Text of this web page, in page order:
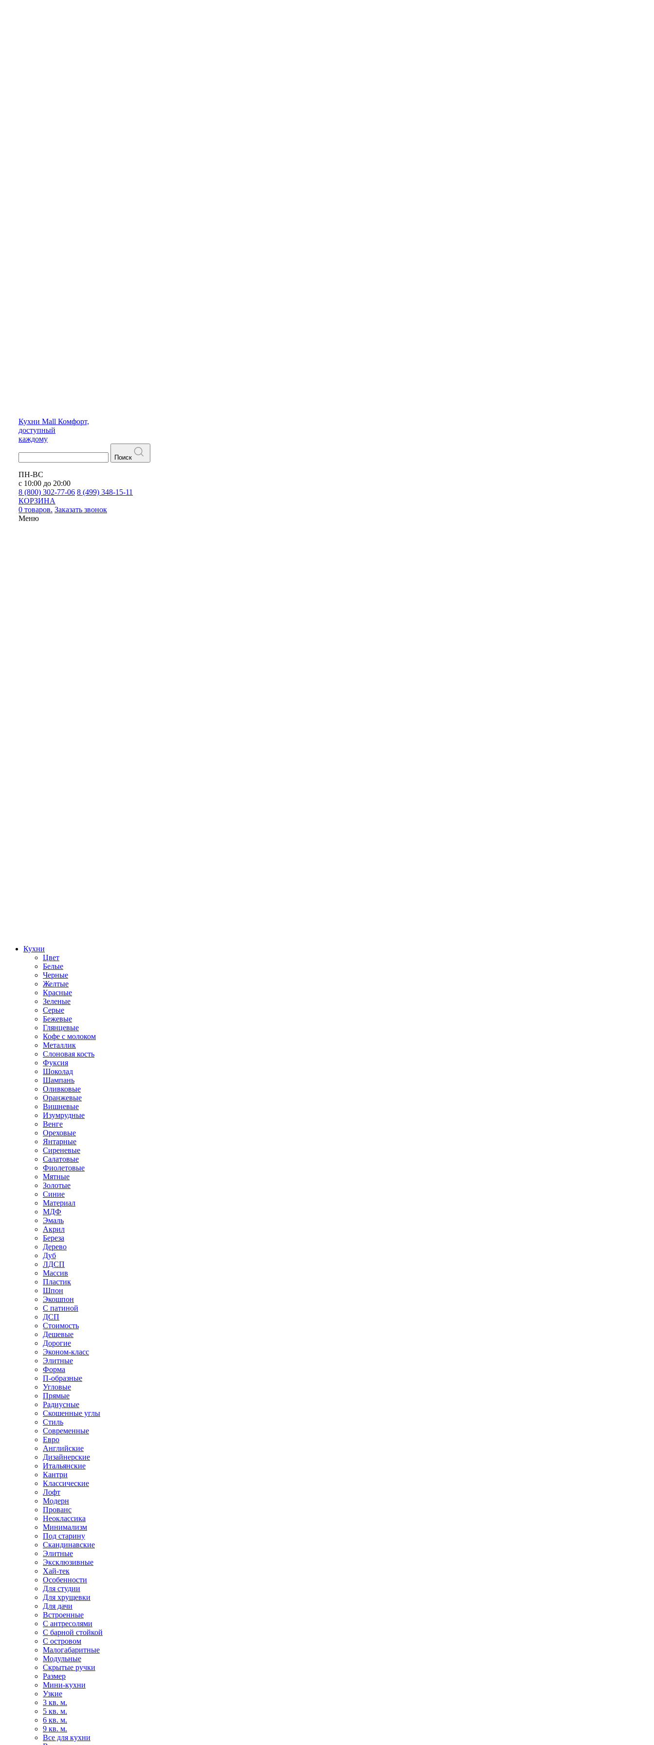
Кухни Mall Комфорт,
доступный
каждому
Поиск
ПН-ВС
с 10:00 до 20:00
8 (800) 302-77-06 8 (499) 348-15-11
КОРЗИНА
0 товаров. Заказать звонок
Меню
Кухни
Цвет
Белые
Черные
Желтые
Красные
Зеленые
Серые
Бежевые
Глянцевые
Кофе с молоком
Металлик
Слоновая кость
Фуксия
Шоколад
Шампань
Оливковые
Оранжевые
Вишневые
Изумрудные
Венге
Ореховые
Янтарные
Сиреневые
Салатовые
Фиолетовые
Мятные
Золотые
Синие
Материал
МДФ
Эмаль
Акрил
Береза
Дерево
Дуб
ЛДСП
Массив
Пластик
Шпон
Экошпон
С патиной
ДСП
Стоимость
Дешевые
Дорогие
Эконом-класс
Элитные
Форма
П-образные
Угловые
Прямые
Радиусные
Скошенные углы
Стиль
Современные
Евро
Английские
Дизайнерские
Итальянские
Кантри
Классические
Лофт
Модерн
Прованс
Неоклассика
Минимализм
Под старину
Скандинавские
Элитные
Эксклюзивные
Хай-тек
Особенности
Для студии
Для хрущевки
Для дачи
Встроенные
С антресолями
С барной стойкой
С островом
Малогабаритные
Модульные
Скрытые ручки
Размер
Мини-кухни
Узкие
3 кв. м.
5 кв. м.
6 кв. м.
9 кв. м.
Все для кухни